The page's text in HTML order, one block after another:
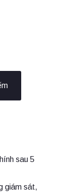
sau 5
giám sát,